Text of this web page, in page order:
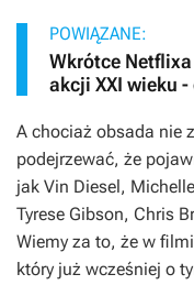
POWIĄZANE:
Wkrótce
akcji XXI wieku
A chociaż obsada nie
podejrzewać, że
jak Vin Diesel,
Tyrese Gibson, Chris
Wiemy za to, że w
który już wcześniej o